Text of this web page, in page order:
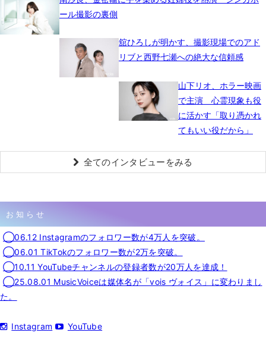
ール撮影の裏側
舘ひろしが明かす、撮影現場でのアド
リブと西野七瀬への絶大な信頼感
山下リオ、ホラー映画
で主演 心霊現象も役
に活かす「取り憑かれ
てもいい役だから」
全てのインタビューをみる
お知らせ
◯06.12 Instagramのフォロワー数が4万人を突破。
◯06.01 TikTokのフォロワー数が2万を突破。
◯10.11 YouTubeチャンネルの登録者数が20万人を達成！
◯25.08.01 MusicVoiceは媒体名が「vois ヴォイス」に変わりまし
た。
Instagram YouTube